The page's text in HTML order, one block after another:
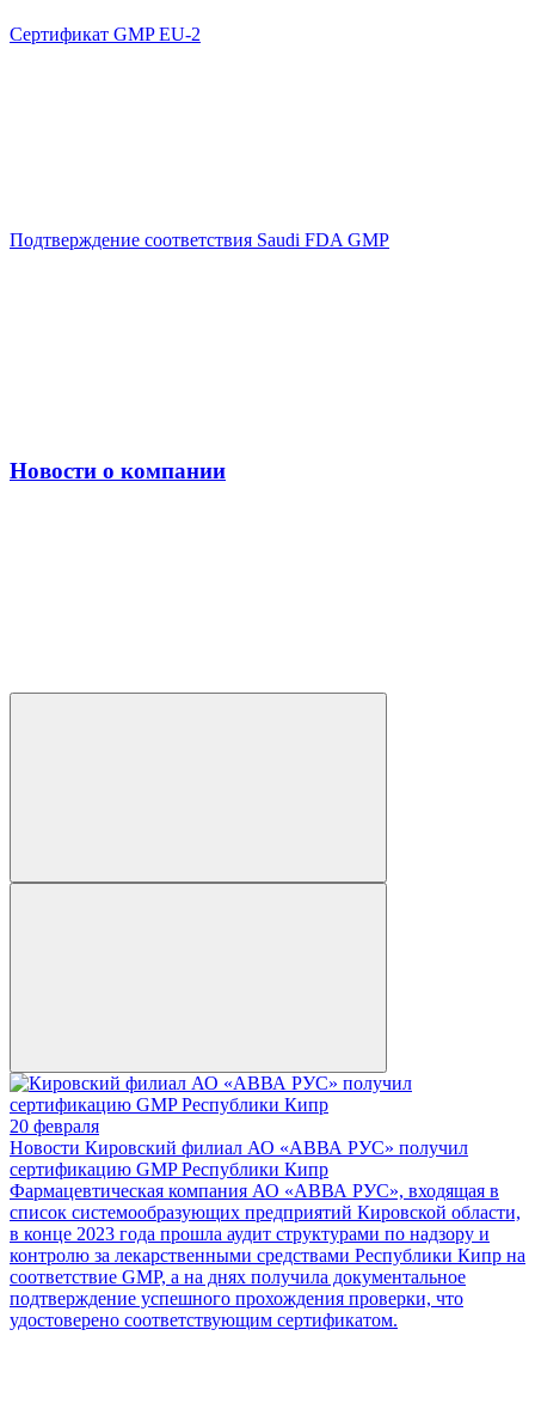
Сертификат GMP EU-2
Подтверждение соответствия Saudi FDA GMP
Новости о компании
20 февраля
Новости Кировский филиал АО «АВВА РУС» получил
сертификацию GMP Республики Кипр
Фармацевтическая компания АО «АВВА РУС», входящая в
список системообразующих предприятий Кировской области,
в конце 2023 года прошла аудит структурами по надзору и
контролю за лекарственными средствами Республики Кипр на
соответствие GMP, а на днях получила документальное
подтверждение успешного прохождения проверки, что
удостоверено соответствующим сертификатом.